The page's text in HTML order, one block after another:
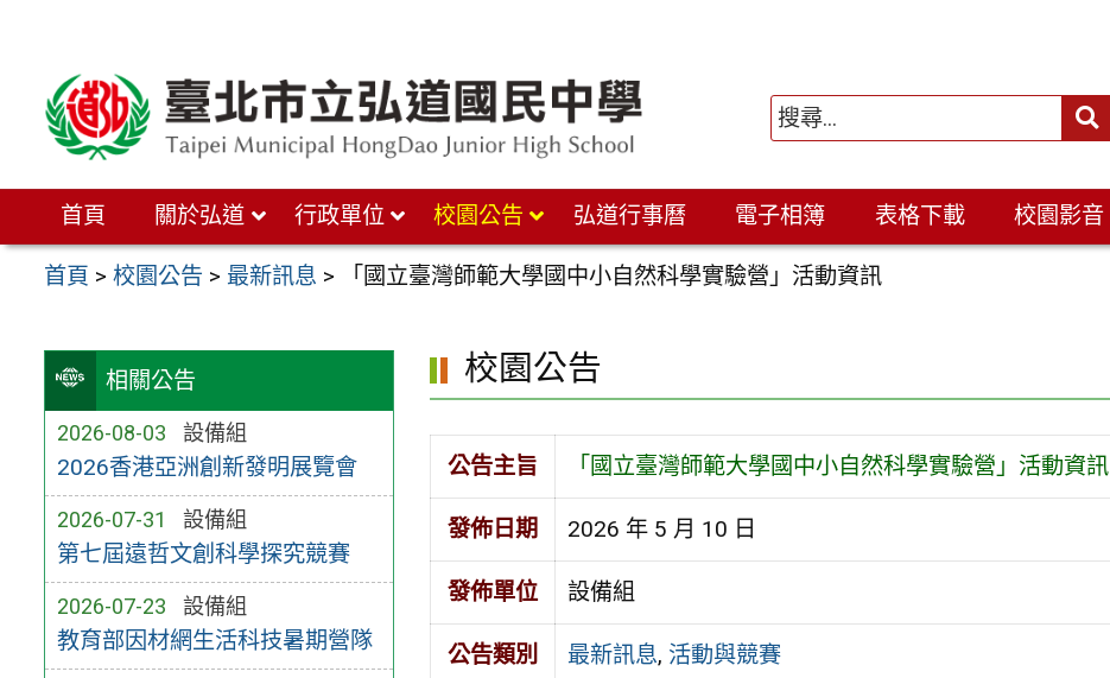
首頁 關於弘道 行政單位 校園公告 弘道行事曆 電子相簿 表格下載 校園影音
首頁 >校園公告 > 最新訊息 > 「國立臺灣師範大學國中小自然科學實驗營」活動資訊
相關公告
2026-08-03 設備組
2026香港亞洲創新發明展覽會
2026-07-31 設備組
第七屆遠哲文創科學探究競賽
2026-07-23 設備組
教育部因材網生活科技暑期營隊
校園公告
公告主旨 「國立臺灣師範大學國中小自然科學實驗營」活動資訊
發佈日期 2026 年 5 月 10 日
發佈單位 設備組
公告類別 最新訊息, 活動與競賽